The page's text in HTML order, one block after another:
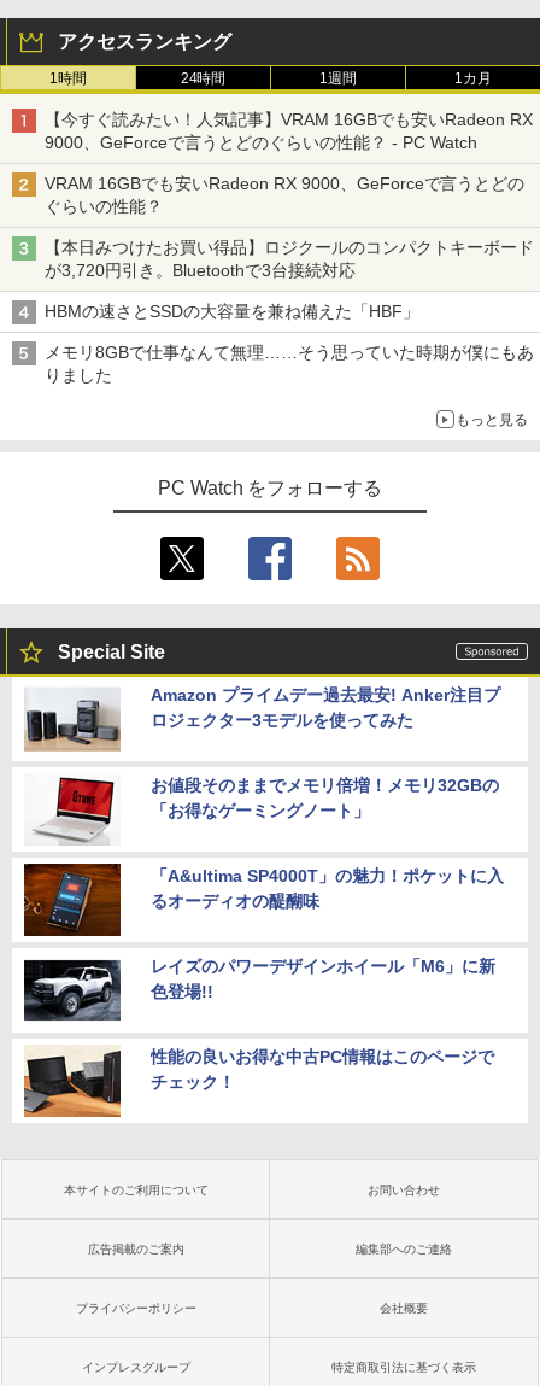
アクセスランキング
1時間 24時間 1週間 1カ月
【今すぐ読みたい！人気記事】VRAM 16GBでも安いRadeon RX
9000、GeForceで言うとどのぐらいの性能？ - PC Watch
VRAM 16GBでも安いRadeon RX 9000、GeForceで言うとどの
ぐらいの性能？
【本日みつけたお買い得品】ロジクールのコンパクトキーボード
が3,720円引き。Bluetoothで3台接続対応
HBMの速さとSSDの大容量を兼ね備えた「HBF」
メモリ8GBで仕事なんて無理……そう思っていた時期が僕にもあ
りました
もっと見る
PC Watch をフォローする
Special Site
Amazon プライムデー過去最安! Anker注目プ
ロジェクター3モデルを使ってみた
お値段そのままでメモリ倍増！メモリ32GBの
「お得なゲーミングノート」
「A&ultima SP4000T」の魅力！ポケットに入
るオーディオの醍醐味
レイズのパワーデザインホイール「M6」に新
色登場!!
性能の良いお得な中古PC情報はこのページで
チェック！
本サイトのご利用について お問い合わせ
広告掲載のご案内 編集部へのご連絡
プライバシーポリシー 会社概要
インプレスグループ 特定商取引法に基づく表示